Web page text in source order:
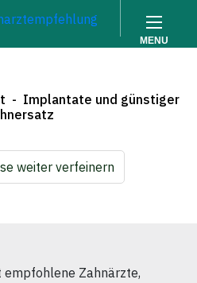
MENU
- Implantate und günstiger
weiter verfeinern
Zahnärzte,